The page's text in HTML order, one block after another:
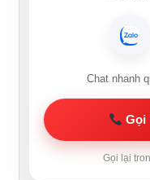
Chat nhanh
Gọi
Gọi lại